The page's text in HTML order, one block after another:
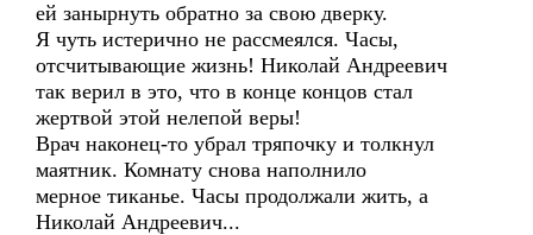
ей занырнуть обратно за свою дверку.
Я чуть истерично не рассмеялся. Часы,
отсчитывающие жизнь! Николай Андреевич
так верил в это, что в конце концов стал
жертвой этой нелепой веры!
Врач наконец-то убрал тряпочку и толкнул
маятник. Комнату снова наполнило
мерное тиканье. Часы продолжали жить, а
Николай Андреевич...